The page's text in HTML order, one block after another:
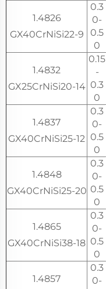
1.4826
GX40CrNiSi22-9
0.3
0-
0.5
0
1.4832
GX25CrNiSi20-14
0.15
-
0.3
0
1.4837
GX40CrNiSi25-12
0.3
0-
0.5
0
1.4848
GX40CrNiSi25-20
0.3
0-
0.5
0
1.4865
GX40CrNiSi38-18
0.3
0-
0.5
0
1.4857
0.3
0-